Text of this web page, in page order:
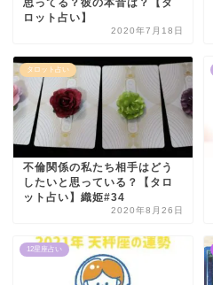
思ってる？彼の本音は？【タ
ロット占い】
2020年7月18日
タロット占い
不倫関係の私たち相手はどう
したいと思っている？【タロ
ット占い】織姫#34
2020年8月26日
12星座占い